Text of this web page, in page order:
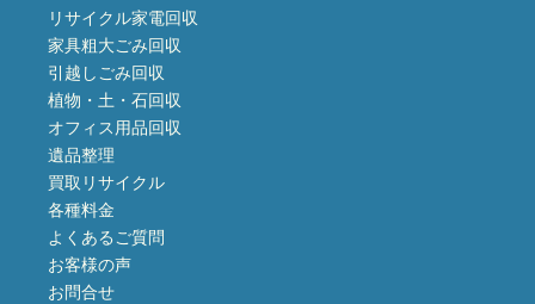
リサイクル家電回収
家具粗大ごみ回収
引越しごみ回収
植物・土・石回収
オフィス用品回収
遺品整理
買取リサイクル
各種料金
よくあるご質問
お客様の声
お問合せ